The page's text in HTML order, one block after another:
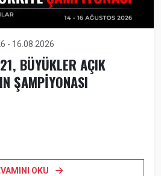
- 16.08.2026
BÜYÜKLER AÇIK
ŞAMPİYONASI
OKU